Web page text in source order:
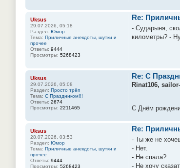
Uksus
29.07.2026, 05:18
Раздел: Юмор
Тема: Приличные анекдоты, шутки и
прочее
Ответы: 9444
Просмотры: 5268423
Re:
- Сударыня,
километры? -
Uksus
29.07.2026, 05:08
Раздел: Просто трёп
Тема: С Праздником!!!
Ответы: 2674
Просмотры: 2211465
Re: С
Rinat106,
С Днём
Uksus
28.07.2026, 03:53
Раздел: Юмор
Тема: Приличные анекдоты, шутки и
прочее
Ответы: 9444
Просмотры: 5268423
Re:
- Ты же не
- Нет.
- Не спала?
- Не хочу